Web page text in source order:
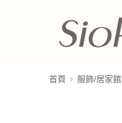
首頁 服飾/居家館